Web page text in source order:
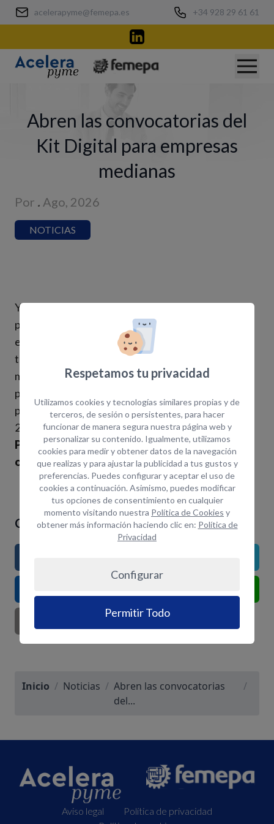
acelerapyme@femepa.es +34 928 29 61 61
Abren las convocatorias del
Kit Digital para empresas
medianas
Por . Ago, 2026
NOTICIAS
Ya pueden presentar sus solicitudes las empresas
pertenecientes a los segmentos IV (medianas
empresas entre 50 y menos de 100 personas
trabajadoras) y V (medianas empresas entre 100 y
menos de 250 personas trabajadoras). El plazo de
presentación para los segmentos IV y V
permanecerá abierto hasta el día 30 de junio de
2025.
Para más información consulte la fuente
original de la noticia >AQUÍ
Comparte el artículo si te ha gustado
Inicio / Noticias / Abren las convocatorias
del...
/
Aviso legal
Política de privacidad
Respetamos tu privacidad
Utilizamos cookies y tecnologías similares propias y de
terceros, de sesión o persistentes, para hacer
funcionar de manera segura nuestra página web y
personalizar su contenido. Igualmente, utilizamos
cookies para medir y obtener datos de la navegación
que realizas y para ajustar la publicidad a tus gustos y
preferencias. Puedes configurar y aceptar el uso de
cookies a continuación. Asimismo, puedes modificar
tus opciones de consentimiento en cualquier
momento visitando nuestra Política de Cookies y
obtener más información haciendo clic en: Política de
Privacidad
Configurar
Permitir Todo